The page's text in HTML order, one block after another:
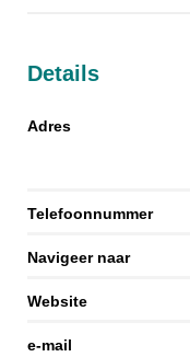
Details
Adres
Telefoonnummer
Navigeer naar
Website
e-mail